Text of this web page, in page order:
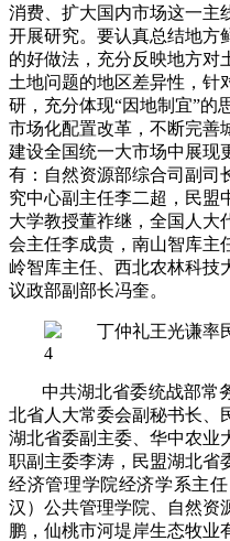
消费、扩大国内市场这一主
开展研究。要认真总结地方
的好做法，充分反映地方对
土地问题的地区差异性，针
研，充分体现“因地制宜”的
市场化配置改革，不断完善
建设全国统一大市场中展现
有：自然资源部综合司副司
究中心副主任李二超，民盟
大学教授董祚继，全国人大
会主任李成贵，南山智库主
岭智库主任、西北农林科技
议政部副部长冯奎。
中共湖北省委统战部常
北省人大常委会副秘书长、
湖北省委副主委、华中农业
职副主委李涛，民盟湖北省
经济管理学院经济学系主
汉）公共管理学院、自然资
鹏，仙桃市河堤岸生态牧业